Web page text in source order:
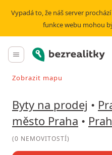
Vypadá to, že náš server
funkce webu mohou
Hlavní menu
Bezrealitky
Vyhledávat
Zobrazit mapu
Byty na prodej •
město Praha •
(0 NEMOVITOSTÍ)